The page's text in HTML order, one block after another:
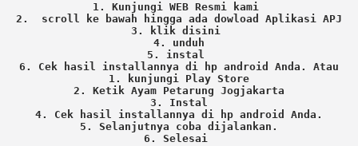
1. Kunjungi WEB Resmi kami
2.  scroll ke bawah hingga ada dowload Aplikasi APJ
3. klik disini
4. unduh
5. instal
6. Cek hasil installannya di hp android Anda. Atau
1. kunjungi Play Store
2. Ketik Ayam Petarung Jogjakarta
3. Instal
4. Cek hasil installannya di hp android Anda.
5. Selanjutnya coba dijalankan.
6. Selesai